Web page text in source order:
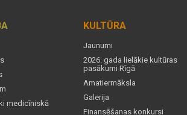
medicīniskā
KULTŪRA
Jaunumi
2026. gada lielākie kultūras
pasākumi Rīgā
Amatiermāksla
Galerija
Finansēšanas konkursi